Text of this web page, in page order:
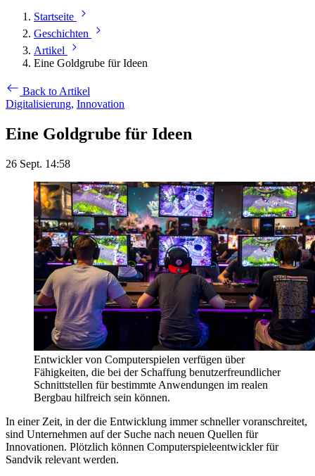
Startseite
Geschichten
Artikel
Eine Goldgrube für Ideen
Back to Artikel
Digitalisierung, Innovation
Eine Goldgrube für Ideen
26 Sept. 14:58
Entwickler von Computerspielen verfügen über
Fähigkeiten, die bei der Schaffung benutzerfreundlicher
Schnittstellen für bestimmte Anwendungen im realen
Bergbau hilfreich sein können.
In einer Zeit, in der die Entwicklung immer schneller voranschreitet,
sind Unternehmen auf der Suche nach neuen Quellen für
Innovationen. Plötzlich können Computerspieleentwickler für
Sandvik relevant werden.